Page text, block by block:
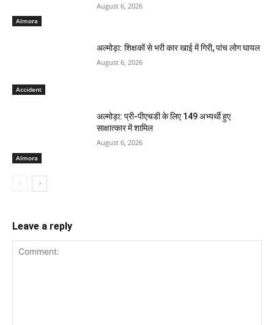
Almora
August 6, 2026
Accident
अल्मोड़ा: शिक्षकों से भरी कार खाई में गिरी, पांच लोग घायल
August 6, 2026
Almora
अल्मोड़ा: प्री-पीएचडी के लिए 149 अभ्यर्थी हुए
साक्षात्कार में शामिल
August 6, 2026
Leave a reply